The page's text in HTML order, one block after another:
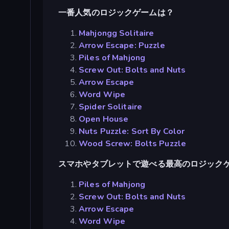
一番人気のロジックゲームは？
Mahjongg Solitaire
Arrow Escape: Puzzle
Piles of Mahjong
Screw Out: Bolts and Nuts
Arrow Escape
Word Wipe
Spider Solitaire
Open House
Nuts Puzzle: Sort By Color
Wood Screw: Bolts Puzzle
スマホやタブレットで遊べる最高のロジック
Piles of Mahjong
Screw Out: Bolts and Nuts
Arrow Escape
Word Wipe